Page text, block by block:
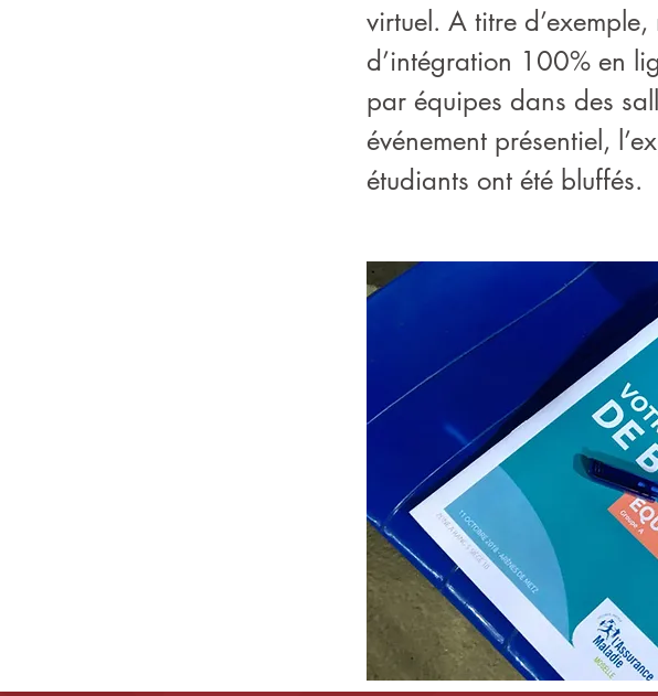
virtuel. A titre
d’intégration 100% en
par équipes dans des
événement présentiel,
étudiants ont été bluffés.